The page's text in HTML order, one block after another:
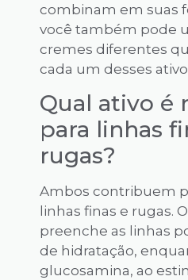
combinam em suas
você também pode
cremes diferentes
cada um desses
Qual ativo é
para linhas
rugas?
Ambos contribuem
linhas finas e rugas.
preenche as linhas
de hidratação,
glucosamina, ao